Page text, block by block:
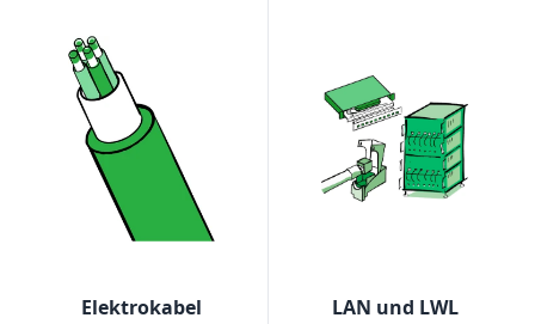
Elektrokabel LAN und LWL